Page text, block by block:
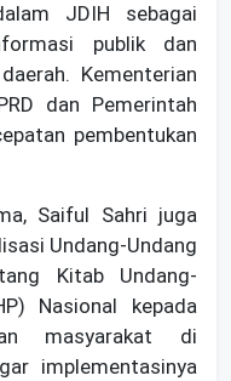
JDIH sebagai
publik dan
Kementerian
dan Pemerintah
pembentukan
Saiful Sahri juga
Undang-Undang
Kitab Undang-
Nasional kepada
masyarakat di
implementasinya